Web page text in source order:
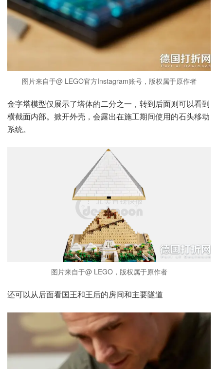
图片来自于@ LEGO官方Instagram账号，版权属于原作者
金字塔模型仅展示了塔体的二分之一，转到后面则可以看到
横截面内部。掀开外壳，会露出在施工期间使用的石头移动
系统。
图片来自于@ LEGO，版权属于原作者
还可以从后面看国王和王后的房间和主要隧道